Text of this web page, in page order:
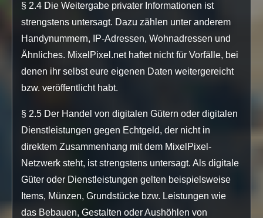
§ 2.4 Die Weitergabe privater Informationen ist
strengstens untersagt. Dazu zählen unter anderem
Handynummern, IP-Adressen, Wohnadressen und
Ähnliches. MixelPixel.net haftet nicht für Vorfälle, bei
denen ihr selbst eure eigenen Daten weitergereicht
bzw. veröffentlicht habt.
§ 2.5 Der Handel von digitalen Gütern oder digitalen
Dienstleistungen gegen Echtgeld, der nicht in
direktem Zusammenhang mit dem MixelPixel-
Netzwerk steht, ist strengstens untersagt. Als digitale
Güter oder Dienstleistungen gelten beispielsweise
Items, Münzen, Grundstücke bzw. Leistungen wie
das Bebauen, Gestalten oder Aushöhlen von